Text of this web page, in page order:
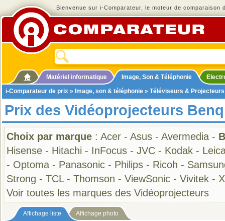
Bienvenue sur i-Comparateur, le moteur de comparaison
Matériel informatique Image, Son & Téléphonie
i-Comparateur de prix » Image, son & téléphonie » Téléviseurs & Projecteurs
Prix des Vidéoprojecteurs
Choix par marque : Acer - Asus - Avermedia -
Hisense - Hitachi - InFocus - JVC - Kodak -
- Optoma - Panasonic - Philips - Ricoh -
Strong - TCL- Thomson - ViewSonic - Vivitek -
Voir toutes les marques des Vidéoprojecteurs
Affichage liste Affichage photo